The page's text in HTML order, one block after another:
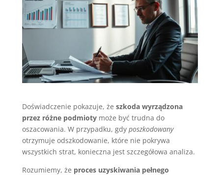
Doświadczenie pokazuje, że szkoda wyrządzona
przez różne podmiotymoże być trudna do
oszacowania. W przypadku, gdy poszkodowany
otrzymuje odszkodowanie, które nie pokrywa
wszystkich strat, konieczna jest szczegółowa analiza.
Rozumiemy, że proces uzyskiwania pełnego